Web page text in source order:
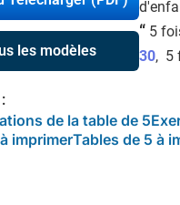
les modèles
“ 5
30, 5
de la table de 5
imprimerTables de 5 à